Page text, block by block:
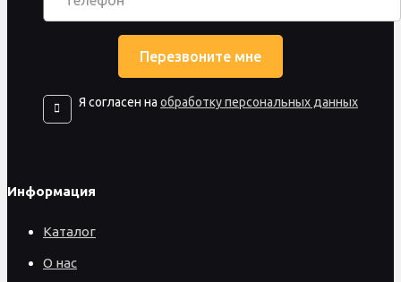
Я согласен на обработку персональных данных
Информация
Каталог
О нас